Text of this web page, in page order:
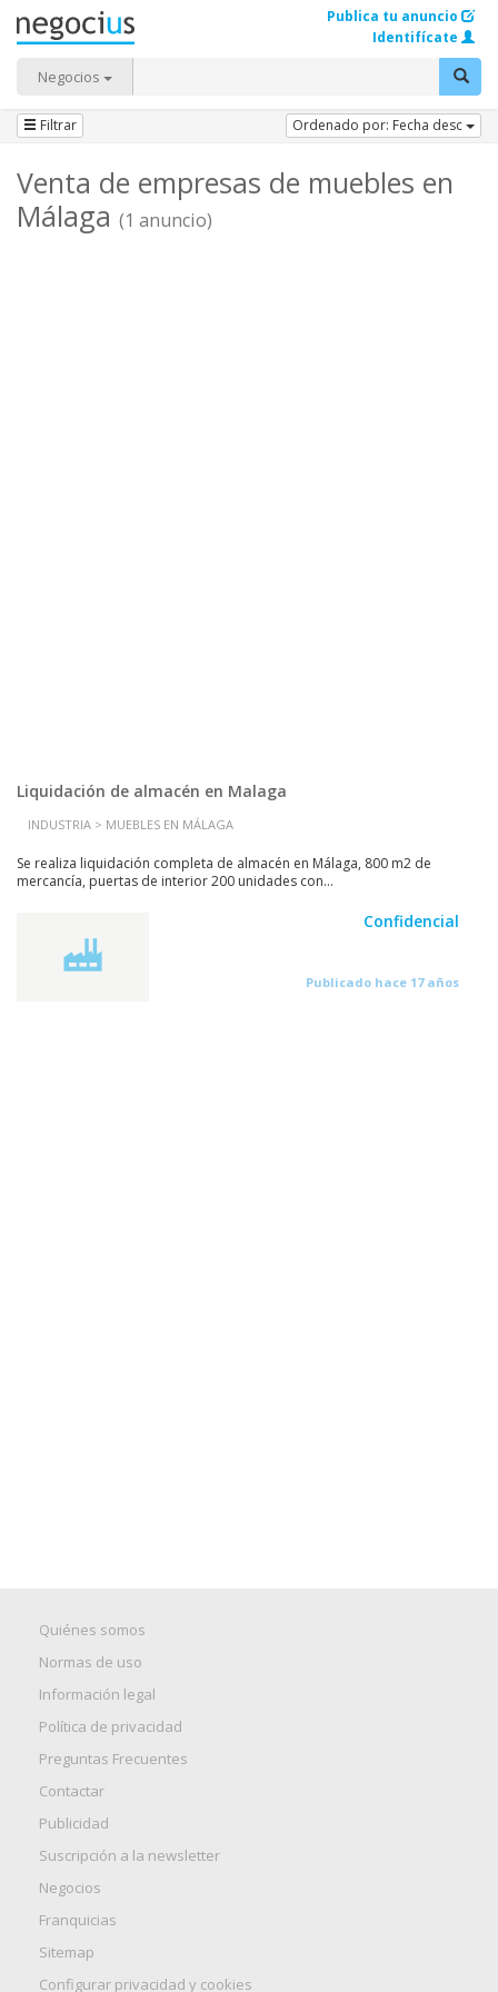
Negocios
Publica tu anuncio
Identifícate
Filtrar Ordenado por: Fecha desc
Venta de empresas de muebles en
Málaga (1 anuncio)
Liquidación de almacén en Malaga
INDUSTRIA > MUEBLES EN MÁLAGA
Se realiza liquidación completa de almacén en Málaga, 800 m2 de
mercancía, puertas de interior 200 unidades con...
Confidencial
Publicado hace 17 años
Quiénes somos
Normas de uso
Información legal
Política de privacidad
Preguntas Frecuentes
Contactar
Publicidad
Suscripción a la newsletter
Negocios
Franquicias
Sitemap
Configurar privacidad y cookies